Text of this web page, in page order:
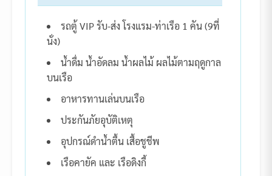
รถตู้ VIP รับ-ส่ง โรงแรม-ท่าเรือ 1 คัน (9ที่
นั่ง)
น้ำดื่ม น้ำอัดลม น้ำผลไม้ ผลไม้ตามฤดูกาล
บนเรือ
อาหารทานเล่นบนเรือ
ประกันภัยอุบัติเหตุ
อุปกรณ์ดำน้ำตื้น เสื้อชูชีพ
เรือคายัค และ เรือดิงกี้